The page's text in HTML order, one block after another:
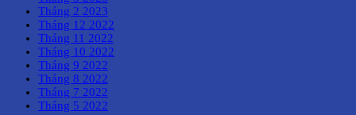
Tháng 2 2023
Tháng 12 2022
Tháng 11 2022
Tháng 10 2022
Tháng 9 2022
Tháng 8 2022
Tháng 7 2022
Tháng 5 2022